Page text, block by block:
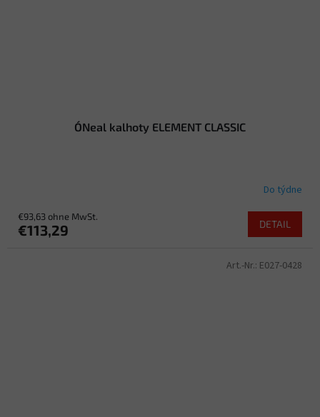
O´Neal kalhoty ELEMENT CLASSIC
Do týdne
€93,63 ohne MwSt.
€113,29 DETAIL
Art.-Nr.: E027-0428